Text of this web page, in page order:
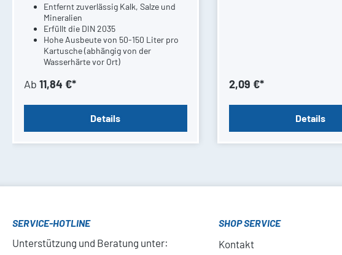
Entfernt zuverlässig Kalk, Salze und
Mineralien
Erfüllt die DIN 2035
Hohe Ausbeute von 50-150 Liter pro
Kartusche (abhängig von der
Wasserhärte vor Ort)
Ab 11,84 €*
Details
2,09 €*
Details
SERVICE-HOTLINE
Unterstützung und Beratung unter:
SHOP SERVICE
Kontakt